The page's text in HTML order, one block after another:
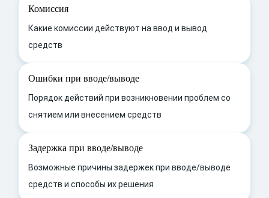
Комиссия
Какие комиссии действуют на ввод и вывод
средств
Ошибки при вводе/выводе
Порядок действий при возникновении проблем со
снятием или внесением средств
Задержка при вводе/выводе
Возможные причины задержек при вводе/выводе
средств и способы их решения